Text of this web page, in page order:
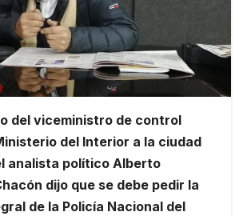
del viceministro de control
del Interior a la ciudad
analista político Alberto
dijo que se debe pedir la
de la Policía Nacional del